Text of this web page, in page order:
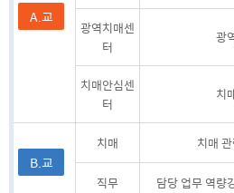
A.교
광역치매센
터
광
치매안심센
터
치
B.교
치매 치매
직무 담당 업무 역량